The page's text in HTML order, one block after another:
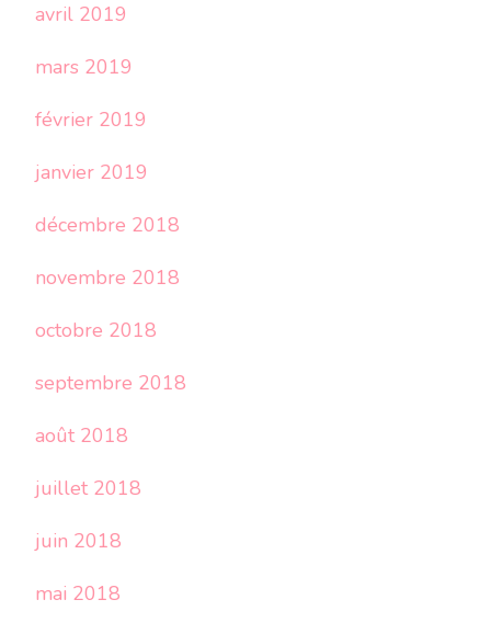
avril 2019
mars 2019
février 2019
janvier 2019
décembre 2018
novembre 2018
octobre 2018
septembre 2018
août 2018
juillet 2018
juin 2018
mai 2018